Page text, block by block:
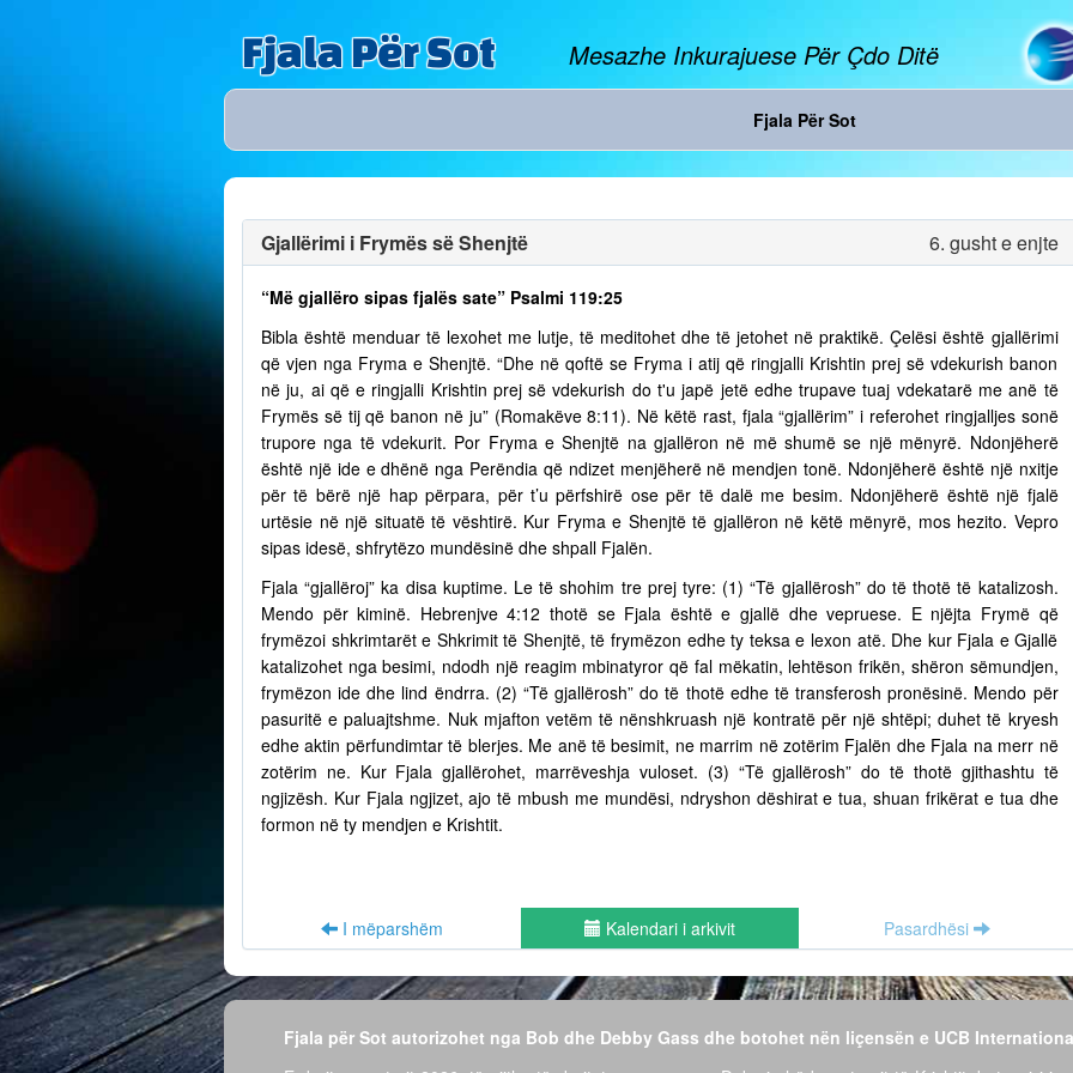
Fjala Për Sot Mesazhe Inkurajuese Për Çdo Ditë
Fjala Për Sot
Gjallërimi i Frymës së Shenjtë 6. gusht e enjte
“Më gjallëro sipas fjalës sate” Psalmi 119:25
Bibla është menduar të lexohet me lutje, të meditohet dhe të jetohet në praktikë. Çelësi është gjallërimi
që vjen nga Fryma e Shenjtë. “Dhe në qoftë se Fryma i atij që ringjalli Krishtin prej së vdekurish banon
në ju, ai që e ringjalli Krishtin prej së vdekurish do t'u japë jetë edhe trupave tuaj vdekatarë me anë të
Frymës së tij që banon në ju” (Romakëve 8:11). Në këtë rast, fjala “gjallërim” i referohet ringjalljes sonë
trupore nga të vdekurit. Por Fryma e Shenjtë na gjallëron në më shumë se një mënyrë. Ndonjëherë
është një ide e dhënë nga Perëndia që ndizet menjëherë në mendjen tonë. Ndonjëherë është një nxitje
për të bërë një hap përpara, për t’u përfshirë ose për të dalë me besim. Ndonjëherë është një fjalë
urtësie në një situatë të vështirë. Kur Fryma e Shenjtë të gjallëron në këtë mënyrë, mos hezito. Vepro
sipas idesë, shfrytëzo mundësinë dhe shpall Fjalën.
Fjala “gjallëroj” ka disa kuptime. Le të shohim tre prej tyre: (1) “Të gjallërosh” do të thotë të katalizosh.
Mendo për kiminë. Hebrenjve 4:12 thotë se Fjala është e gjallë dhe vepruese. E njëjta Frymë që
frymëzoi shkrimtarët e Shkrimit të Shenjtë, të frymëzon edhe ty teksa e lexon atë. Dhe kur Fjala e Gjallë
katalizohet nga besimi, ndodh një reagim mbinatyror që fal mëkatin, lehtëson frikën, shëron sëmundjen,
frymëzon ide dhe lind ëndrra. (2) “Të gjallërosh” do të thotë edhe të transferosh pronësinë. Mendo për
pasuritë e paluajtshme. Nuk mjafton vetëm të nënshkruash një kontratë për një shtëpi; duhet të kryesh
edhe aktin përfundimtar të blerjes. Me anë të besimit, ne marrim në zotërim Fjalën dhe Fjala na merr në
zotërim ne. Kur Fjala gjallërohet, marrëveshja vuloset. (3) “Të gjallërosh” do të thotë gjithashtu të
ngjizësh. Kur Fjala ngjizet, ajo të mbush me mundësi, ndryshon dëshirat e tua, shuan frikërat e tua dhe
formon në ty mendjen e Krishtit.
I mëparshëm Kalendari i arkivit Pasardhësi
Fjala për Sot autorizohet nga Bob dhe Debby Gass dhe botohet nën liçensën e UCB